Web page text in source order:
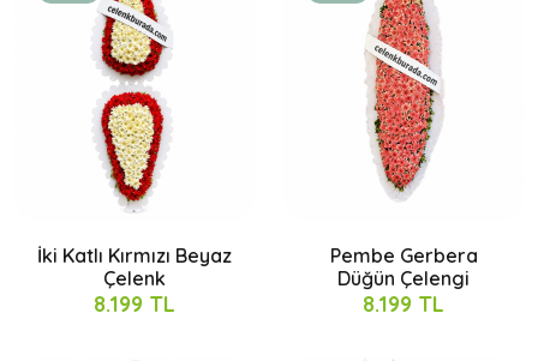
İki Katlı Kırmızı Beyaz
Çelenk
8.199 TL
Pembe Gerbera
Düğün Çelengi
8.199 TL